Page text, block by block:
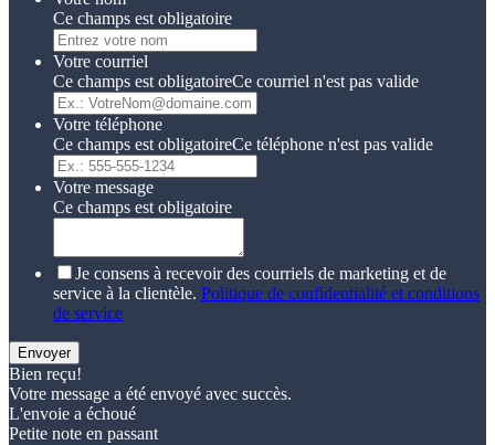
Ce champs est obligatoire
Votre courriel
Ce champs est obligatoireCe courriel n'est pas valide
Votre téléphone
Ce champs est obligatoireCe téléphone n'est pas valide
Votre message
Ce champs est obligatoire
Je consens à recevoir des courriels de marketing et de
service à la clientèle. Politique de confidentialité et conditions
de service
Envoyer
Bien reçu!
Votre message a été envoyé avec succès.
L'envoie a échoué
Petite note en passant